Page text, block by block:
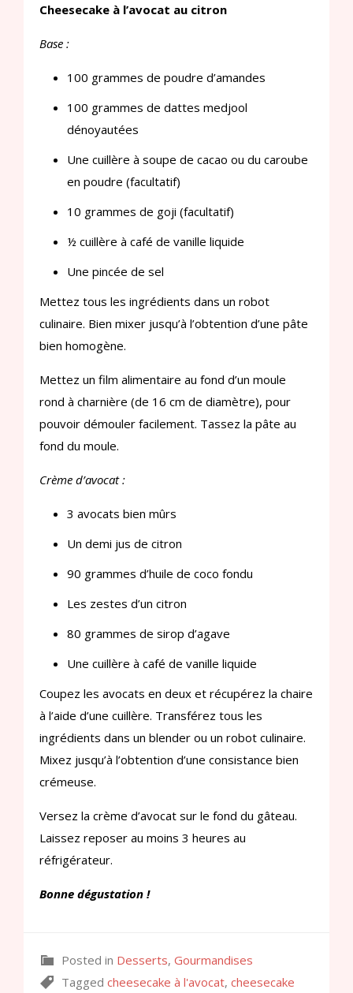
Cheesecake à l’avocat au citron
Base :
100 grammes de poudre d’amandes
100 grammes de dattes medjool
dénoyautées
Une cuillère à soupe de cacao ou du caroube
en poudre (facultatif)
10 grammes de goji (facultatif)
½ cuillère à café de vanille liquide
Une pincée de sel
Mettez tous les ingrédients dans un robot
culinaire. Bien mixer jusqu’à l’obtention d’une pâte
bien homogène.
Mettez un film alimentaire au fond d’un moule
rond à charnière (de 16 cm de diamètre), pour
pouvoir démouler facilement. Tassez la pâte au
fond du moule.
Crème d’avocat :
3 avocats bien mûrs
Un demi jus de citron
90 grammes d’huile de coco fondu
Les zestes d’un citron
80 grammes de sirop d’agave
Une cuillère à café de vanille liquide
Coupez les avocats en deux et récupérez la chaire
à l’aide d’une cuillère. Transférez tous les
ingrédients dans un blender ou un robot culinaire.
Mixez jusqu’à l’obtention d’une consistance bien
crémeuse.
Versez la crème d’avocat sur le fond du gâteau.
Laissez reposer au moins 3 heures au
réfrigérateur.
Bonne dégustation !
Posted in Desserts, Gourmandises
Tagged cheesecake à l'avocat, cheesecake